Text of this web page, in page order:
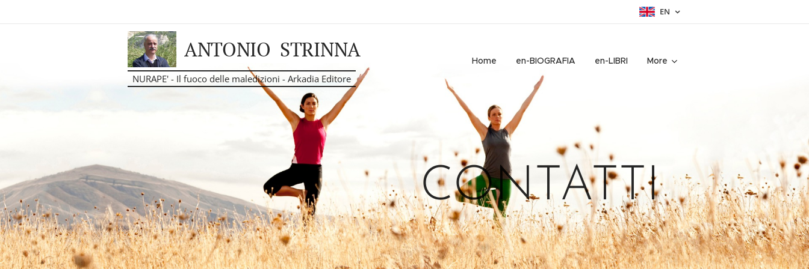
EN
ANTONIO STRINNA
NURAPE' - Il fuoco delle maledizioni - Arkadia Editore
Home en-BIOGRAFIA en-LIBRI More
CONTATTI